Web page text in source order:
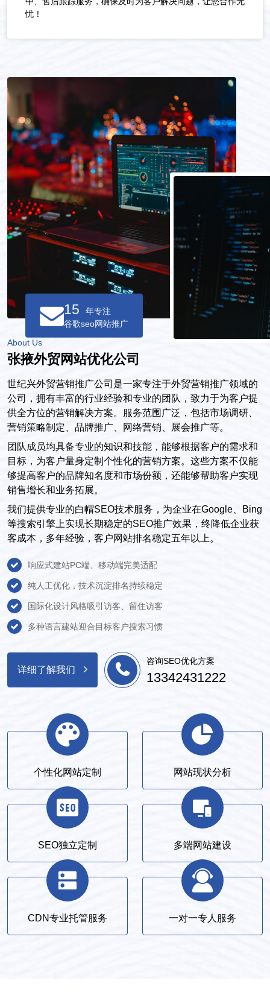
忧！
15
谷歌seo网站推广
About Us
张掖外贸网站优化公司
世纪兴外贸营销推广公司是一家专注于外贸营销推广领域的
公司，拥有丰富的行业经验和专业的团队，致力于为客户提
供全方位的营销解决方案。服务范围广泛，包括市场调研、
营销策略制定、品牌推广、网络营销、展会推广等。
团队成员均具备专业的知识和技能，能够根据客户的需求和
目标，为客户量身定制个性化的营销方案。这些方案不仅能
够提高客户的品牌知名度和市场份额，还能够帮助客户实现
销售增长和业务拓展。
我们提供专业的白帽SEO技术服务，为企业在Google、Bing
等搜索引擎上实现长期稳定的SEO推广效果，终降低企业获
客成本，多年经验，客户网站排名稳定五年以上。
响应式建站PC端、移动端完美适配
纯人工优化，技术沉淀排名持续稳定
国际化设计风格吸引访客、留住访客
多种语言建站迎合目标客户搜索习惯
详细了解我们
咨询SEO优化方案
13342431222
个性化网站定制 网站现状分析
SEO独立定制 多端网站建设
CDN专业托管服务 一对一专人服务